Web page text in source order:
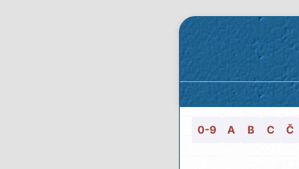
0-9 A B C Č